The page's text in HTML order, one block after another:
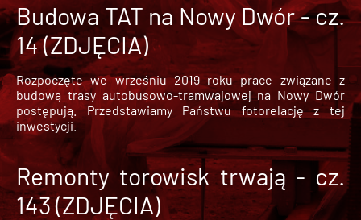
Budowa TAT na Nowy Dwór - cz.
14 (ZDJĘCIA)
Rozpoczęte we wrześniu 2019 roku prace związane z
budową trasy autobusowo-tramwajowej na Nowy Dwór
postępują. Przedstawiamy Państwu fotorelację z tej
inwestycji.
Remonty torowisk trwają - cz.
143 (ZDJĘCIA)